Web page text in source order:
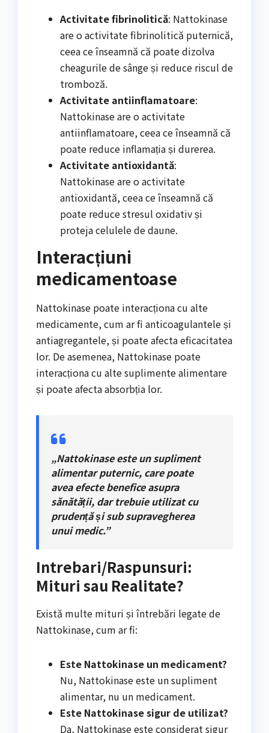
Activitate fibrinolitică: Nattokinase
are o activitate fibrinolitică puternică,
ceea ce înseamnă că poate dizolva
cheagurile de sânge și reduce riscul de
tromboză.
Activitate antiinflamatoare:
Nattokinase are o activitate
antiinflamatoare, ceea ce înseamnă că
poate reduce inflamația și durerea.
Activitate antioxidantă:
Nattokinase are o activitate
antioxidantă, ceea ce înseamnă că
poate reduce stresul oxidativ și
proteja celulele de daune.
Interacțiuni
medicamentoase
Nattokinase poate interacționa cu alte
medicamente, cum ar fi anticoagulantele și
antiagregantele, și poate afecta eficacitatea
lor. De asemenea, Nattokinase poate
interacționa cu alte suplimente alimentare
și poate afecta absorbția lor.
„Nattokinase este un supliment
alimentar puternic, care poate
avea efecte benefice asupra
sănătății, dar trebuie utilizat cu
prudență și sub supravegherea
unui medic.”
Intrebari/Raspunsuri:
Mituri sau Realitate?
Există multe mituri și întrebări legate de
Nattokinase, cum ar fi:
Este Nattokinase un medicament?
Nu, Nattokinase este un supliment
alimentar, nu un medicament.
Este Nattokinase sigur de utilizat?
Da, Nattokinase este considerat sigur